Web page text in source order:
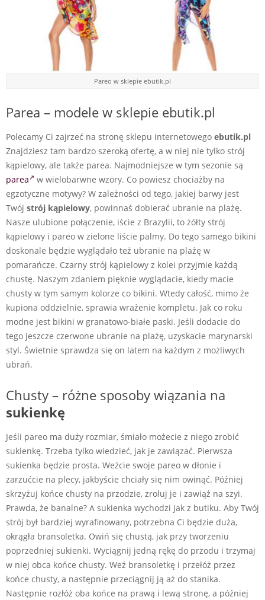
Pareo w sklepie ebutik.pl
Parea – modele w sklepie ebutik.pl
Polecamy Ci zajrzeć na stronę sklepu internetowego ebutik.pl
Znajdziesz tam bardzo szeroką ofertę, a w niej nie tylko strój
kąpielowy, ale także parea. Najmodniejsze w tym sezonie są
parea
w wielobarwne wzory. Co powiesz chociażby na
egzotyczne motywy? W zależności od tego, jakiej barwy jest
Twój strój kąpielowy, powinnaś dobierać ubranie na plażę.
Nasze ulubione połączenie, iście z Brazylii, to żółty strój
kąpielowy i pareo w zielone liście palmy. Do tego samego bikini
doskonale będzie wyglądało też ubranie na plażę w
pomarańcze. Czarny strój kąpielowy z kolei przyjmie każdą
chustę. Naszym zdaniem pięknie wyglądacie, kiedy macie
chusty w tym samym kolorze co bikini. Wtedy całość, mimo że
kupiona oddzielnie, sprawia wrażenie kompletu. Jak co roku
modne jest bikini w granatowo-białe paski. Jeśli dodacie do
tego jeszcze czerwone ubranie na plażę, uzyskacie marynarski
styl. Świetnie sprawdza się on latem na każdym z możliwych
ubrań.
Chusty – różne sposoby wiązania na
sukienkę
Jeśli pareo ma duży rozmiar, śmiało możecie z niego zrobić
sukienkę. Trzeba tylko wiedzieć, jak je zawiązać. Pierwsza
sukienka będzie prosta. Weźcie swoje pareo w dłonie i
zarzućcie na plecy, jakbyście chciały się nim owinąć. Później
skrzyżuj końce chusty na przodzie, zroluj je i zawiąż na szyi.
Prawda, że banalne? A sukienka wychodzi jak z butiku. Aby Twój
strój był bardziej wyrafinowany, potrzebna Ci będzie duża,
okrągła bransoletka. Owiń się chustą, jak przy tworzeniu
poprzedniej sukienki. Wyciągnij jedną rękę do przodu i trzymaj
w niej obca końce chusty. Weź bransoletkę i przełóż przez
końce chusty, a następnie przeciągnij ją aż do stanika.
Następnie rozłóż oba końce na prawą i lewą stronę, a później